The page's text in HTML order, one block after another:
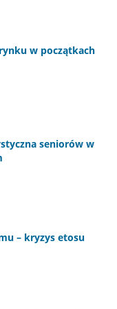
w początkach
seniorów w
– kryzys etosu